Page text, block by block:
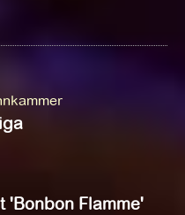
'Bonbon Flamme'